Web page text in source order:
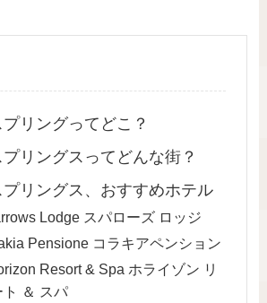
リングってどこ？
リングスってどんな街？
リングス、おすすめホテル
Lodge スパローズ ロッジ
Pensione コラキアペンション
Resort & Spa ホライゾン リ
ト ＆ スパ